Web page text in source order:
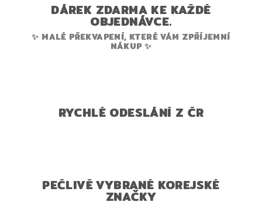
DÁREK ZDARMA KE KAŽDÉ
OBJEDNÁVCE.
✨ MALÉ PŘEKVAPENÍ, KTERÉ VÁM ZPŘÍJEMNÍ
NÁKUP ✨
RYCHLÉ ODESLÁNÍ Z ČR
PEČLIVĚ VYBRANÉ KOREJSKÉ
ZNAČKY